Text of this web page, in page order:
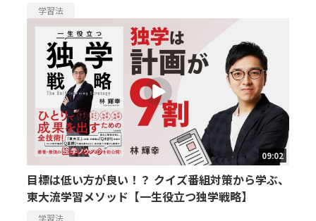
学習法
09:02
目標は低い方が良い！？ クイズ番組対策から学ぶ、
東大流学習メソッド【一生役立つ独学戦略】
学習法